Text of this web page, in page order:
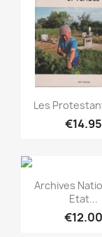
Quick
Les
€14.95
Quick
Archives
Etat...
€12.00